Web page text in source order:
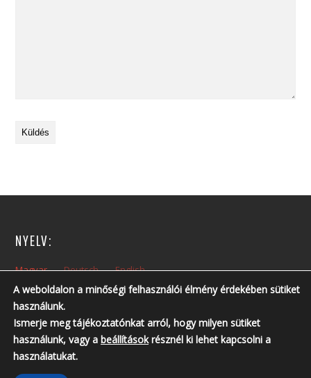
NYELV:
Magyar Deutsch English
NYITVA TARTÁS:
Hétfőtől – Péntekig: 10:00 – 14:00
Nyitvatartási időn kívül, előzetes telefonos egyeztetés szükséges!
Telefonszám: +36 30 237 6761 ; +36 30 213 3461
A weboldalon a minőségi felhasználói élmény érdekében sütiket
használunk.
Ismerje meg tájékoztatónkat arról, hogy milyen sütiket
használunk, vagy a beállításokrésznél ki lehet kapcsolni a
használatukat.